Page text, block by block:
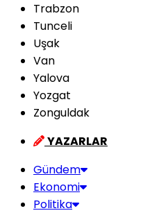
Trabzon
Tunceli
Uşak
Van
Yalova
Yozgat
Zonguldak
YAZARLAR
Gündem
Ekonomi
Politika